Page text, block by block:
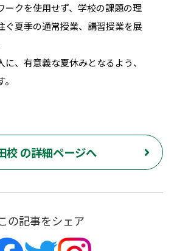
ークを使用せず、学校の課題の理
ぐ夏季の通常授業、講習授業を展
、有意義な夏休みとなるよう、
校 の詳細ページへ
の記事をシェア